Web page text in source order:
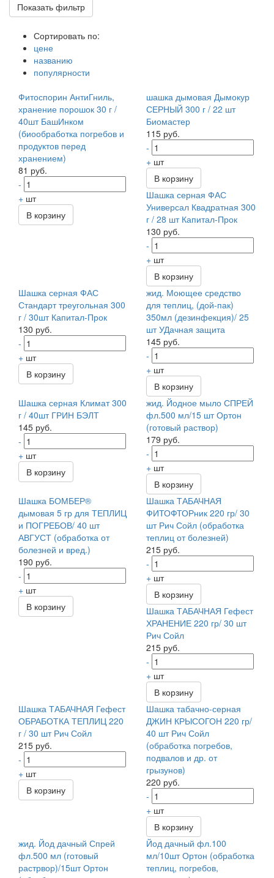
Показать фильтр
Сортировать по:
цене
названию
популярности
Фитоспорин АнтиГниль,
хранение порошок 30 г /
40шт БашИнком
(биообработка погребов и
продуктов перед
хранением)
81 руб.
-
+ шт
В корзину
шашка дымовая Дымокур
СЕРНЫЙ 300 г / 22 шт
Биомастер
115 руб.
-
+ шт
В корзину
Шашка серная ФАС
Универсал Квадратная 300
г / 28 шт Капитал-Прок
130 руб.
-
+ шт
В корзину
Шашка серная ФАС
Стандарт треугольная 300
г / 30шт Капитал-Прок
130 руб.
-
+ шт
В корзину
жид. Моющее средство
для теплиц, (дой-пак)
350мл (дезинфекция)/ 25
шт УДачная защита
145 руб.
-
+ шт
В корзину
Шашка серная Климат 300
г / 40шт ГРИН БЭЛТ
145 руб.
-
+ шт
В корзину
жид. Йодное мыло СПРЕЙ
фл.500 мл/15 шт Ортон
(готовый раствор)
179 руб.
-
+ шт
В корзину
Шашка БОМБЕР®
дымовая 5 гр для ТЕПЛИЦ
и ПОГРЕБОВ/ 40 шт
АВГУСТ (обработка от
болезней и вред.)
190 руб.
-
+ шт
В корзину
Шашка ТАБАЧНАЯ
ФИТОФТОРник 220 гр/ 30
шт Рич Сойл (обработка
теплиц от болезней)
215 руб.
-
+ шт
В корзину
Шашка ТАБАЧНАЯ Гефест
ХРАНЕНИЕ 220 гр/ 30 шт
Рич Сойл
215 руб.
-
+ шт
В корзину
Шашка ТАБАЧНАЯ Гефест
ОБРАБОТКА ТЕПЛИЦ 220
г / 30 шт Рич Сойл
215 руб.
-
+ шт
В корзину
Шашка табачно-серная
ДЖИН КРЫСОГОН 220 гр/
40 шт Рич Сойл
(обработка погребов,
подвалов и др. от
грызунов)
220 руб.
-
+ шт
В корзину
жид. Йод дачный Спрей
фл.500 мл (готовый
растрвор)/15шт Ортон
Йод дачный фл.100
мл/10шт Ортон (обработка
теплиц, погребов,